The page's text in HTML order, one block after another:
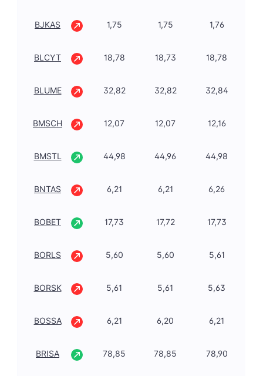
BJKAS 1,75 1,75 1,76
BLCYT 18,78 18,73 18,78
BLUME 32,82 32,82 32,84
BMSCH 12,07 12,07 12,16
BMSTL 44,98 44,96 44,98
BNTAS 6,21 6,21 6,26
BOBET 17,73 17,72 17,73
BORLS 5,60 5,60 5,61
BORSK 5,61 5,61 5,63
BOSSA 6,21 6,20 6,21
BRISA 78,85 78,85 78,90